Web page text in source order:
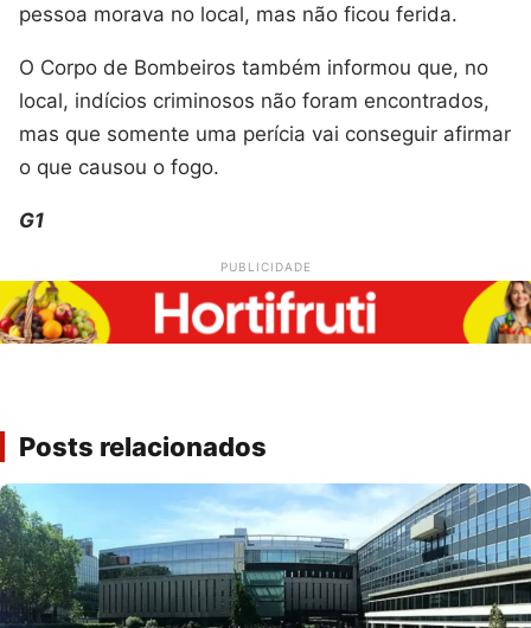
pessoa morava no local, mas não ficou ferida.
O Corpo de Bombeiros também informou que, no
local, indícios criminosos não foram encontrados,
mas que somente uma perícia vai conseguir afirmar
o que causou o fogo.
G1
PUBLICIDADE
Posts relacionados